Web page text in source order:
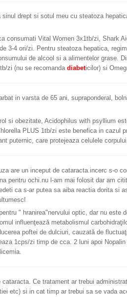
drept si sotul meu cu steatoza
consumati Vital Women 3x1tb/zi, Shark
3-4 ori/zi. Pentru steatoza hepatica,
de alcool si a alimentelor grase.
zi (nu se recomanda diabeticilor) si
in varsta de 65 ani, supraponderal,
si obezitate, Acidophilus with psyllium
PLUS 1tb/zi este benefica in cazul
puternic, care protejeaza celulele corpului.
are un inceput de cataracta.incerc s-o
pentru ochi.nu l-am mai folosit dar am
ca s-ar putea sa aiba reactia dorita si
" hranirea"nervului optic, dar nu este
influenţează metabolismul
poftei de dulciuri, cauzată de
1cps/zi timp de cca. 2 luni apoi
Ce tratament ar trebui
etc) si in cat timp ar trebui sa se vada